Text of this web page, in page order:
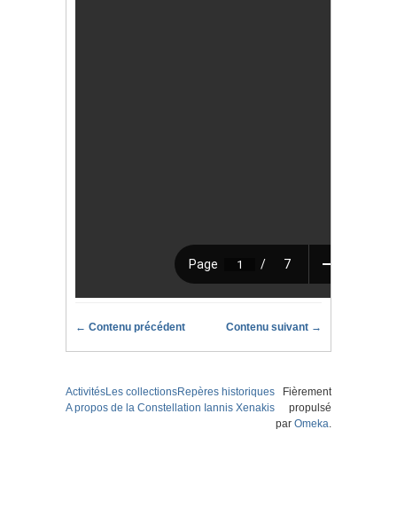
← Contenu précédent Contenu suivant →
ActivitésLes collectionsRepères historiques
A propos de la Constellation Iannis Xenakis
Fièrement
propulsé
par Omeka.